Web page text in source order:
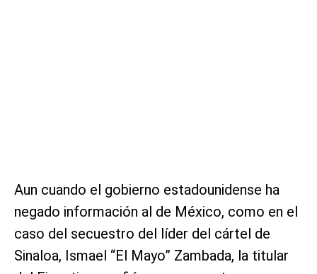
Aun cuando el gobierno estadounidense ha
negado información al de México, como en el
caso del secuestro del líder del cártel de
Sinaloa, Ismael “El Mayo” Zambada, la titular